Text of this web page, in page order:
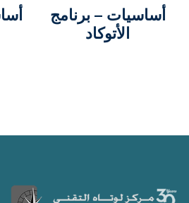
أساسيات – برنامج
الأتوكاد